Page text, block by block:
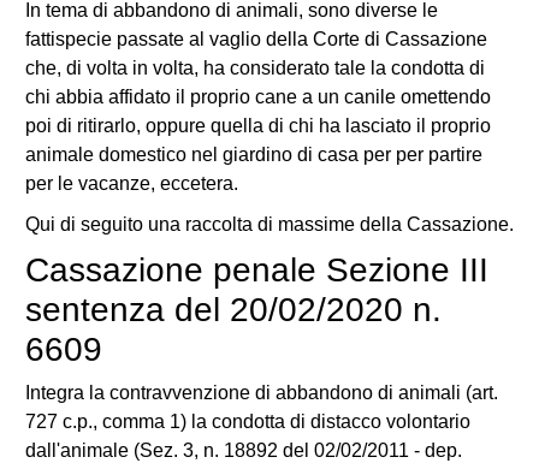
In tema di abbandono di animali, sono diverse le
fattispecie passate al vaglio della Corte di Cassazione
che, di volta in volta, ha considerato tale la condotta di
chi abbia affidato il proprio cane a un canile omettendo
poi di ritirarlo, oppure quella di chi ha lasciato il proprio
animale domestico nel giardino di casa per per partire
per le vacanze, eccetera.
Qui di seguito una raccolta di massime della Cassazione.
Cassazione penale Sezione III
sentenza del 20/02/2020 n.
6609
Integra la contravvenzione di abbandono di animali (art.
727 c.p., comma 1) la condotta di distacco volontario
dall'animale (Sez. 3, n. 18892 del 02/02/2011 - dep.